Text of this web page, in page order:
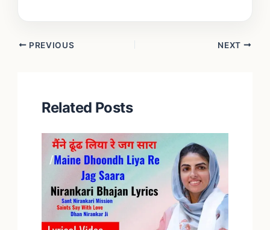
PREVIOUS NEXT
Related Posts